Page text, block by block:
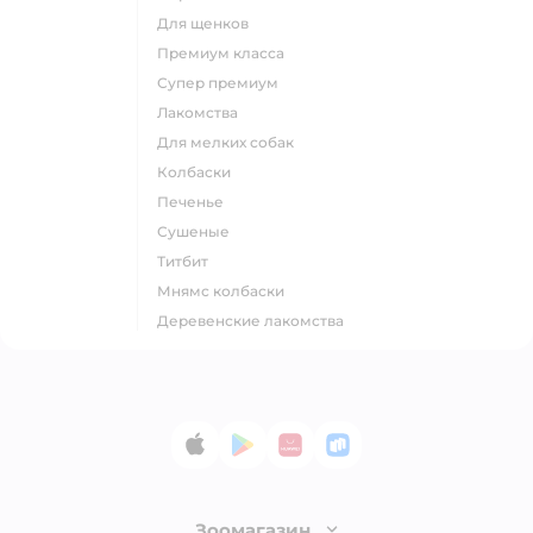
для щенков
премиум класса
супер премиум
лакомства
для мелких собак
колбаски
печенье
сушеные
титбит
мнямс колбаски
деревенские лакомства
App StoreGoogle Play
AppGallery
RuStore